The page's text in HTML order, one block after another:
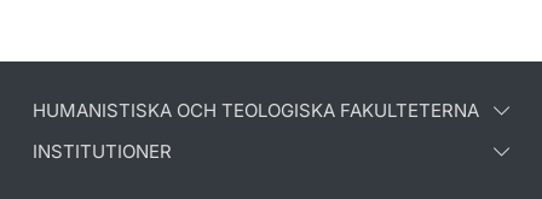
HUMANISTISKA OCH TEOLOGISKA FAKULTETERNA
INSTITUTIONER